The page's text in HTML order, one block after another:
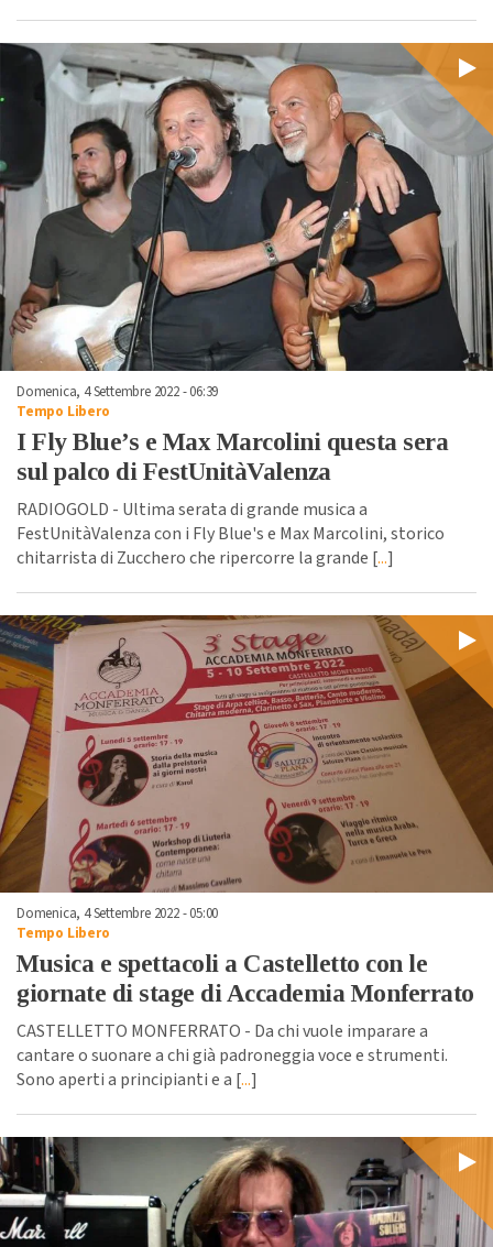
Domenica, 4 Settembre 2022 - 06:39
Tempo Libero
I Fly Blue’s e Max Marcolini questa sera
sul palco di FestUnitàValenza
RADIOGOLD - Ultima serata di grande musica a
FestUnitàValenza con i Fly Blue's e Max Marcolini, storico
chitarrista di Zucchero che ripercorre la grande [...]
Domenica, 4 Settembre 2022 - 05:00
Tempo Libero
Musica e spettacoli a Castelletto con le
giornate di stage di Accademia Monferrato
CASTELLETTO MONFERRATO - Da chi vuole imparare a
cantare o suonare a chi già padroneggia voce e strumenti.
Sono aperti a principianti e a [...]